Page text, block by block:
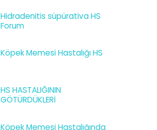
Hidradenitis süpürativa HS
Forum
Köpek Memesi Hastalığı HS
HS HASTALIĞININ
GÖTÜRDÜKLERİ
Köpek Memesi Hastalığında